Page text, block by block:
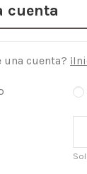
cuenta
una cuenta?